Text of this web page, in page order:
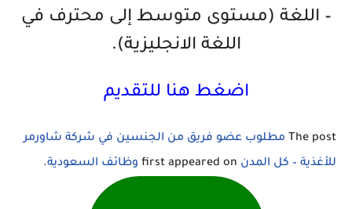
– اللغة (مستوى متوسط إلى محترف في
اللغة الانجليزية).
اضغط هنا للتقديم
The post مطلوب عضو فريق من الجنسين في شركة شاورمر
للأغذية – كل المدن
وظائف السعودية.